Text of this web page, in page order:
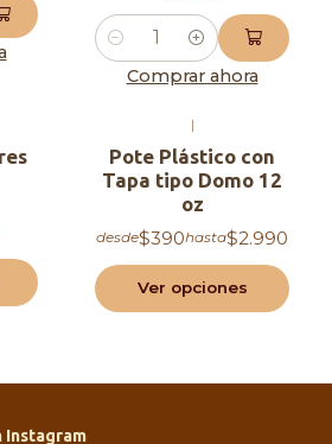
Cantidad
Comprar ahora
|
Pote Plástico con
Tapa tipo Domo 12
oz
desde$390hasta$2.990
Ver opciones
Instagram